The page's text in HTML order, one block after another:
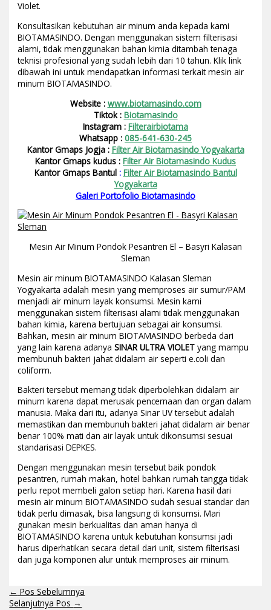
Violet.
Konsultasikan kebutuhan air minum anda kepada kami
BIOTAMASINDO. Dengan menggunakan sistem filterisasi
alami, tidak menggunakan bahan kimia ditambah tenaga
teknisi profesional yang sudah lebih dari 10 tahun. Klik link
dibawah ini untuk mendapatkan informasi terkait mesin air
minum BIOTAMASINDO.
Website : www.biotamasindo.com
Tiktok : Biotamasindo
Instagram : Filterairbiotama
Whatsapp : 085-641-630-245
Kantor Gmaps Jogja : Filter Air Biotamasindo Yogyakarta
Kantor Gmaps kudus : Filter Air Biotamasindo Kudus
Kantor Gmaps Bantul: Filter Air Biotamasindo Bantul
Yogyakarta
Galeri Portofolio Biotamasindo
Mesin Air Minum Pondok Pesantren El – Basyri Kalasan
Sleman
Mesin air minum BIOTAMASINDO Kalasan Sleman
Yogyakarta adalah mesin yang memproses air sumur/PAM
menjadi air minum layak konsumsi. Mesin kami
menggunakan sistem filterisasi alami tidak menggunakan
bahan kimia, karena bertujuan sebagai air konsumsi.
Bahkan, mesin air minum BIOTAMASINDO berbeda dari
yang lain karena adanyaSINAR ULTRA VIOLETyang mampu
membunuh bakteri jahat didalam air seperti e.coli dan
coliform.
Bakteri tersebut memang tidak diperbolehkan didalam air
minum karena dapat merusak pencernaan dan organ dalam
manusia. Maka dari itu, adanya Sinar UV tersebut adalah
memastikan dan membunuh bakteri jahat didalam air benar
benar 100% mati dan air layak untuk dikonsumsi sesuai
standarisasi DEPKES.
Dengan menggunakan mesin tersebut baik pondok
pesantren, rumah makan, hotel bahkan rumah tangga tidak
perlu repot membeli galon setiap hari. Karena hasil dari
mesin air minum BIOTAMASINDO sudah sesuai standar dan
tidak perlu dimasak, bisa langsung di konsumsi. Mari
gunakan mesin berkualitas dan aman hanya di
BIOTAMASINDO karena untuk kebutuhan konsumsi jadi
harus diperhatikan secara detail dari unit, sistem filterisasi
dan juga komponen alur untuk memproses air minum.
← Pos Sebelumnya
Selanjutnya Pos →